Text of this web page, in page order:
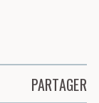
PARTAGER